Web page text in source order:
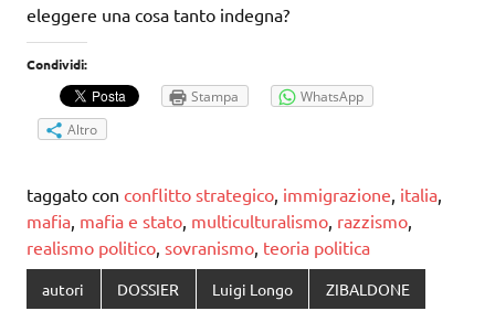
eleggere una cosa tanto indegna?
Condividi:
Stampa
WhatsApp
Altro
taggato con conflitto strategico, immigrazione, italia,
mafia, mafia e stato, multiculturalismo, razzismo,
realismo politico, sovranismo, teoria politica
autori DOSSIER Luigi Longo ZIBALDONE